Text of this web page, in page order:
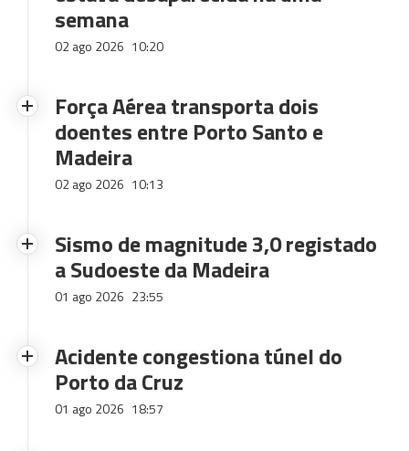
semana
02 ago 2026 10:20
Força Aérea transporta dois
doentes entre Porto Santo e
Madeira
02 ago 2026 10:13
Sismo de magnitude 3,0 registado
a Sudoeste da Madeira
01 ago 2026 23:55
Acidente congestiona túnel do
Porto da Cruz
01 ago 2026 18:57